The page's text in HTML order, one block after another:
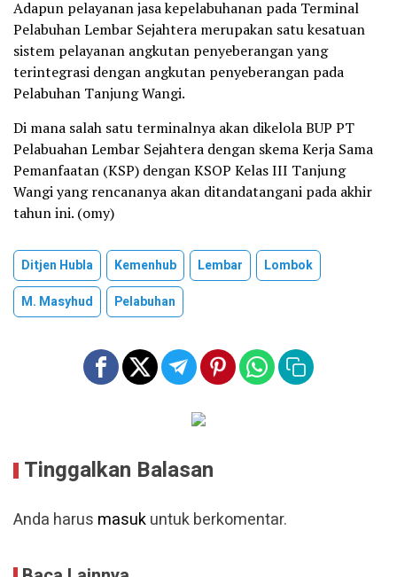
Adapun pelayanan jasa kepelabuhanan pada Terminal
Pelabuhan Lembar Sejahtera merupakan satu kesatuan
sistem pelayanan angkutan penyeberangan yang
terintegrasi dengan angkutan penyeberangan pada
Pelabuhan Tanjung Wangi.
Di mana salah satu terminalnya akan dikelola BUP PT
Pelabuahan Lembar Sejahtera dengan skema Kerja Sama
Pemanfaatan (KSP) dengan KSOP Kelas III Tanjung
Wangi yang rencananya akan ditandatangani pada akhir
tahun ini. (omy)
Ditjen Hubla Kemenhub Lembar
Lombok
M. Masyhud
Pelabuhan
Tinggalkan Balasan
Anda harus masukuntuk berkomentar.